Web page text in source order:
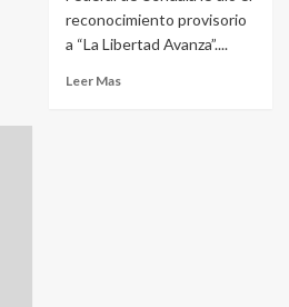
reconocimiento provisorio
a “La Libertad Avanza”....
Leer Mas